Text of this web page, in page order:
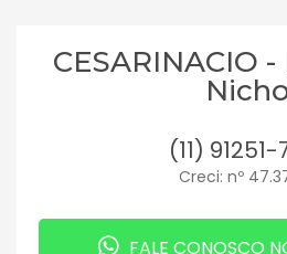
CESARINACIO
(11) 91251-
Creci: nº
FALE CONOSCO